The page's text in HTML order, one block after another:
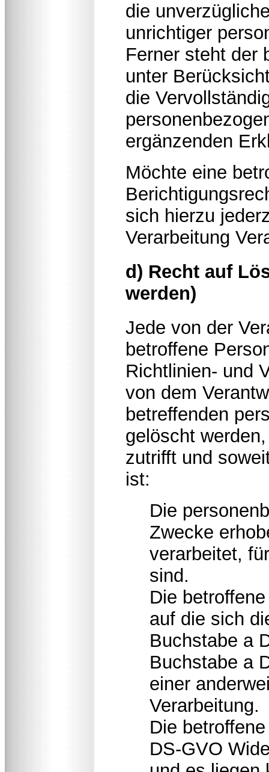
die
unrichtiger
Ferner steht der
unter
die
ergänzenden
Möchte eine
sich hierzu
Verarbeitung
d) Recht auf
werden)
Jede von der
betroffene
Richtlinien- und
von dem
betreffenden
gelöscht
zutrifft und
ist:
Die
Zwecke
verarbeitet,
sind.
Die
auf die sich
Buchstabe a
Buchstabe a
einer
Verarbeitung.
Die
DS-GVO